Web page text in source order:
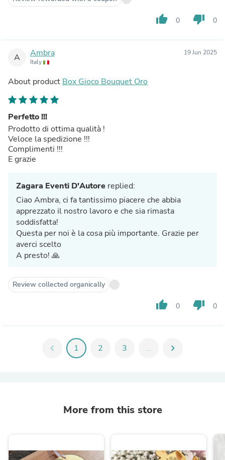
thumb_up 0 thumb_down 0
A Ambra
Italy
19 Jun 2025
About product Box Gioco Bouquet Oro
Perfetto !!!
Prodotto di ottima qualità !
Veloce la spedizione !!!
Complimenti !!!
E grazie
Zagara Eventi D'Autore replied:
Ciao Ambra, ci fa tantissimo piacere che abbia
apprezzato il nostro lavoro e che sia rimasta
soddisfatta!
Questa per noi è la cosa più importante. Grazie per
averci scelto
A presto! 🙏
Review collected organically
thumb_up 0 thumb_down 0
chevron_left 1 2 3 ... chevron_right
More from this store